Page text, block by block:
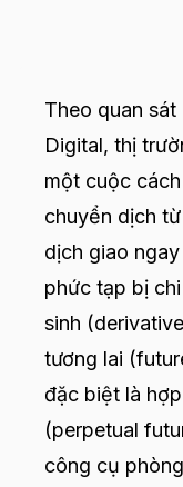
Theo quan
Digital, thị
một cuộc
chuyển dịch
dịch giao
phức tạp bị
sinh
tương lai
đặc biệt là
(perpetual
công cụ